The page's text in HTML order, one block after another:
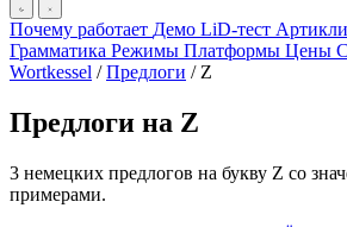
Почему работает Демо LiD-тест Артикли
Грамматика Режимы Платформы Цены
Wortkessel / Предлоги / Z
Предлоги на Z
3 немецких предлогов на букву Z со
примерами.